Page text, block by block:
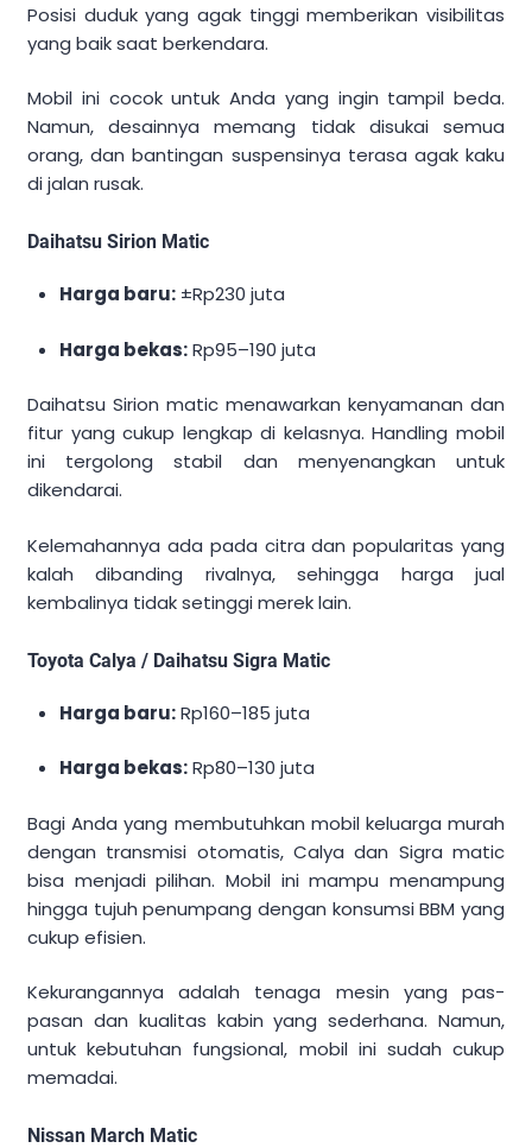
Posisi duduk yang agak tinggi memberikan visibilitas
yang baik saat berkendara.
Mobil ini cocok untuk Anda yang ingin tampil beda.
Namun, desainnya memang tidak disukai semua
orang, dan bantingan suspensinya terasa agak kaku
di jalan rusak.
Daihatsu Sirion Matic
Harga baru: ±Rp230 juta
Harga bekas:Rp95–190 juta
Daihatsu Sirion matic menawarkan kenyamanan dan
fitur yang cukup lengkap di kelasnya. Handling mobil
ini tergolong stabil dan menyenangkan untuk
dikendarai.
Kelemahannya ada pada citra dan popularitas yang
kalah dibanding rivalnya, sehingga harga jual
kembalinya tidak setinggi merek lain.
Toyota Calya / Daihatsu Sigra Matic
Harga baru:Rp160–185 juta
Harga bekas:Rp80–130 juta
Bagi Anda yang membutuhkan mobil keluarga murah
dengan transmisi otomatis, Calya dan Sigra matic
bisa menjadi pilihan. Mobil ini mampu menampung
hingga tujuh penumpang dengan konsumsi BBM yang
cukup efisien.
Kekurangannya adalah tenaga mesin yang pas-
pasan dan kualitas kabin yang sederhana. Namun,
untuk kebutuhan fungsional, mobil ini sudah cukup
memadai.
Nissan March Matic